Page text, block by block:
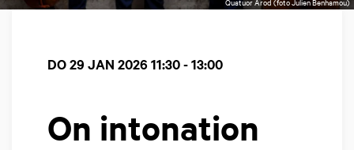
On intonation
DO 29 JAN 2026 11:30 - 13:00